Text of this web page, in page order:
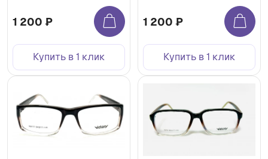
1 200 ₽
Купить в 1 клик
1 200 ₽
Купить в 1 клик